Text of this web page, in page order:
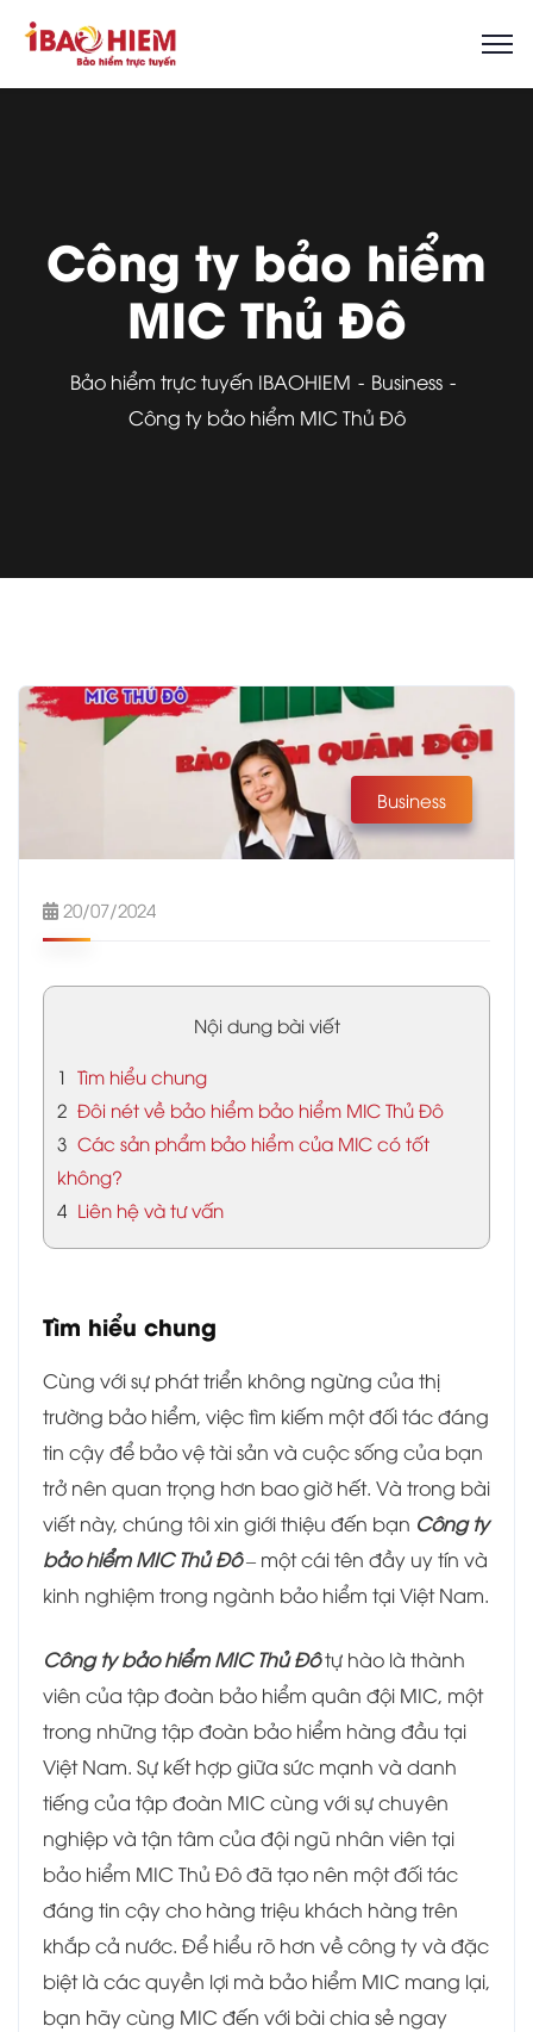
Công ty bảo hiểm
MIC Thủ Đô
Bảo hiểm trực tuyến IBAOHIEM
Business
Công ty bảo hiểm MIC Thủ Đô
Business
20/07/2024
Nội dung bài viết
1 Tìm hiểu chung
2 Đôi nét về bảo hiểm bảo hiểm MIC Thủ Đô
3 Các sản phẩm bảo hiểm của MIC có tốt
không?
4 Liên hệ và tư vấn
Tìm hiểu chung
Cùng với sự phát triển không ngừng của thị
trường bảo hiểm, việc tìm kiếm một đối tác đáng
tin cậy để bảo vệ tài sản và cuộc sống của bạn
trở nên quan trọng hơn bao giờ hết. Và trong bài
viết này, chúng tôi xin giới thiệu đến bạn Công ty
bảo hiểm MIC Thủ Đô– một cái tên đầy uy tín và
kinh nghiệm trong ngành bảo hiểm tại Việt Nam.
Công ty bảo hiểm MIC Thủ Đôtự hào là thành
viên của tập đoàn bảo hiểm quân đội MIC, một
trong những tập đoàn bảo hiểm hàng đầu tại
Việt Nam. Sự kết hợp giữa sức mạnh và danh
tiếng của tập đoàn MIC cùng với sự chuyên
nghiệp và tận tâm của đội ngũ nhân viên tại
bảo hiểm MIC Thủ Đô đã tạo nên một đối tác
đáng tin cậy cho hàng triệu khách hàng trên
khắp cả nước. Để hiểu rõ hơn về công ty và đặc
biệt là các quyền lợi mà bảo hiểm MIC mang lại,
bạn hãy cùng MIC đến với bài chia sẻ ngay